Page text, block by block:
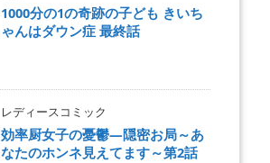
1000分の1の奇跡の子ども きいち
ゃんはダウン症 最終話
レディースコミック
効率厨女子の憂鬱―隠密お局～あ
なたのホンネ見えてます～第2話